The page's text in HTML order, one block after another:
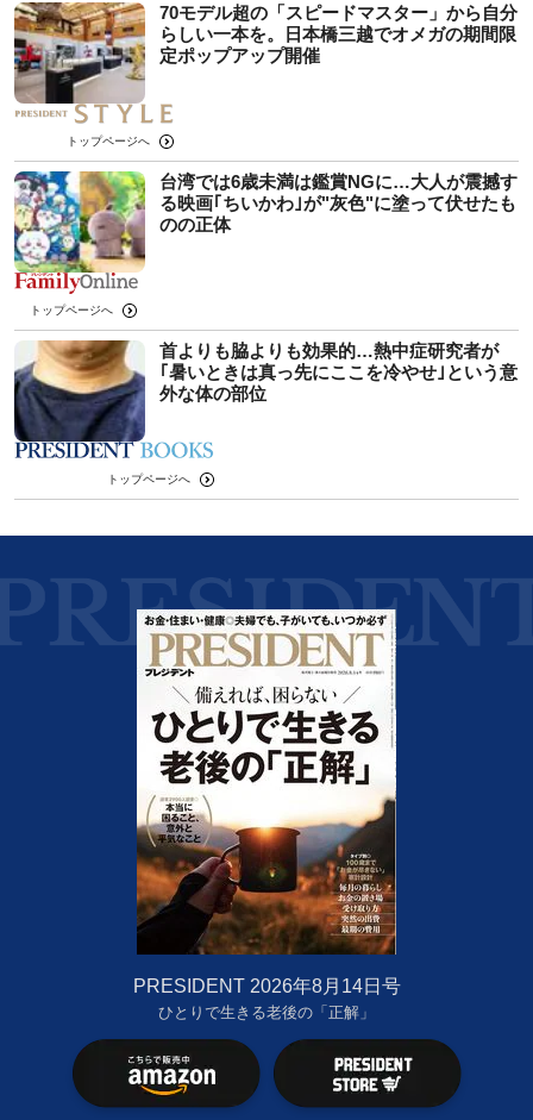
70モデル超の「スピードマスター」から自分
らしい一本を。日本橋三越でオメガの期間限
定ポップアップ開催
トップページへ
台湾では6歳未満は鑑賞NGに…大人が震撼す
る映画｢ちいかわ｣が"灰色"に塗って伏せたも
のの正体
トップページへ
首よりも脇よりも効果的…熱中症研究者が
｢暑いときは真っ先にここを冷やせ｣という意
外な体の部位
トップページへ
PRESIDENT 2026年8月14日号
ひとりで生きる老後の「正解」